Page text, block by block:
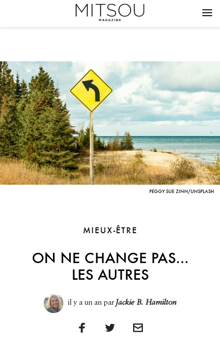
PEGGY SUE ZINN/UNSPLASH
MIEUX-ÊTRE
ON NE CHANGE PAS…
LES AUTRES
il y a un anparJackie B. Hamilton